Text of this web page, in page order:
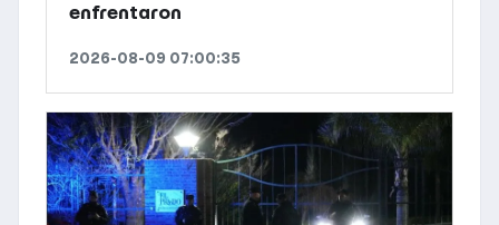
enfrentaron
2026-08-09 07:00:35